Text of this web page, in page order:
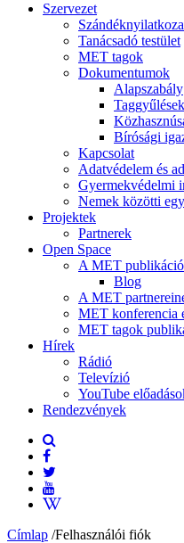
Szervezet
Tanácsadó testület
MET tagok
Dokumentumok
Alapszabály
Taggyűlések
Bírósági
Kapcsolat
Adatvédelem és
Gyermekvédelmi
Nemek közötti
Projektek
Partnerek
Open Space
A MET
Blog
A MET
MET konferencia
MET tagok
Hírek
Rádió
Televízió
YouTube
Rendezvények
Címlap /Felhasználói fiók